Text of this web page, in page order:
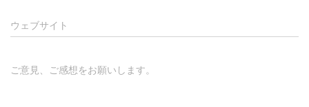
ウェブサイト
ご意見、ご感想をお願いします。